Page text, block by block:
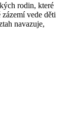
rodin, které
vede děti
navazuje,